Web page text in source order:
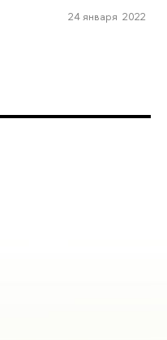
24 января 2022